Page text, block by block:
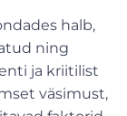
halb,
ning
ja kriitilist
väsimust,